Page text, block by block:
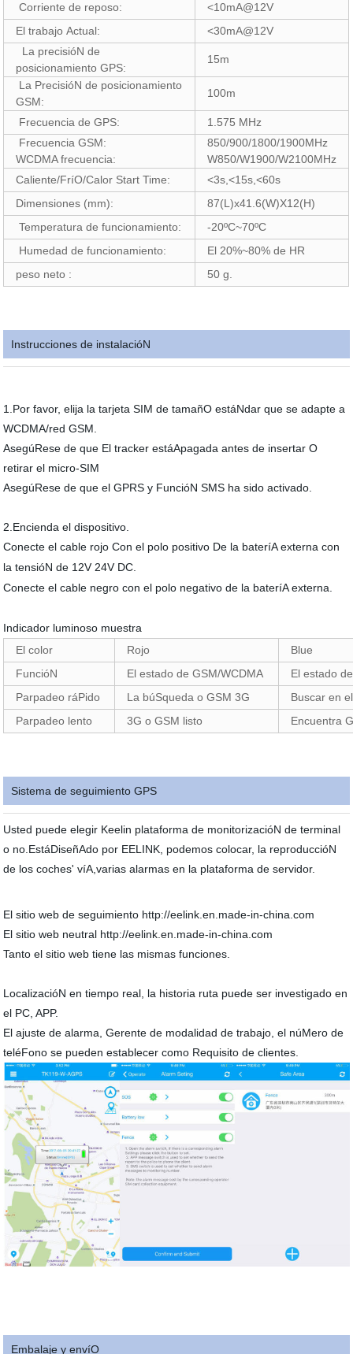
Corriente de reposo:
<10mA@12V
El trabajo Actual:
<30mA@12V
La precisióN de
posicionamiento GPS:
15m
La PrecisióN de posicionamiento
GSM:
100m
Frecuencia de GPS:
1.575 MHz
Frecuencia GSM:
WCDMA frecuencia:
850/900/1800/1900MHz
W850/W1900/W2100MHz
Caliente/FríO/Calor Start Time:
<3s,<15s,<60s
Dimensiones (mm):
87(L)x41.6(W)X12(H)
Temperatura de funcionamiento:
-20ºC~70ºC
Humedad de funcionamiento:
El 20%~80% de HR
peso neto :
50 g.
Instrucciones de instalacióN
1.Por favor, elija la tarjeta SIM de tamañO estáNdar que se adapte a
WCDMA/red GSM.
AsegúRese de que El tracker estáApagada antes de insertar O
retirar el micro-SIM
AsegúRese de que el GPRS y FuncióN SMS ha sido activado.
2.Encienda el dispositivo.
Conecte el cable rojo Con el polo positivo De la bateríA externa con
la tensióN de 12V 24V DC.
Conecte el cable negro con el polo negativo de la bateríA externa.
Indicador luminoso muestra
El color
Rojo
Blue
FuncióN
El estado de GSM/WCDMA
El estado
Parpadeo ráPido
La búSqueda o GSM 3G
Buscar en
Parpadeo lento
3G o GSM listo Encuentra
Sistema de seguimiento GPS
Usted puede elegir Keelin plataforma de monitorizacióN de terminal
o no.EstáDiseñAdo por EELINK, podemos colocar, la reproduccióN
de los coches' víA,varias alarmas en la plataforma de servidor.
El sitio web de seguimiento http://eelink.en.made-in-china.com
El sitio web neutral http://eelink.en.made-in-china.com
Tanto el sitio web tiene las mismas funciones.
LocalizacióN en tiempo real, la historia ruta puede ser investigado en
el PC, APP.
El ajuste de alarma, Gerente de modalidad de trabajo, el núMero de
teléFono se pueden establecer como Requisito de clientes.
Embalaje y envíO